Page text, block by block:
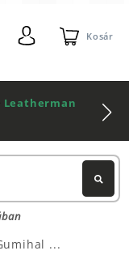
Kosár
Leatherman